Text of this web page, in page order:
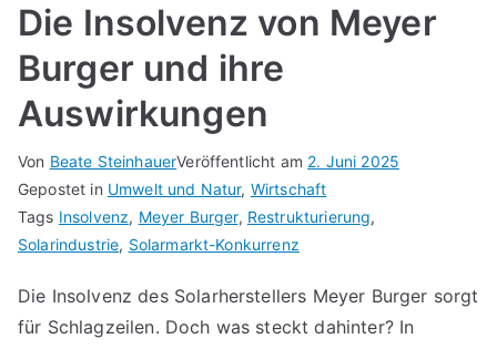
Die Insolvenz von Meyer
Burger und ihre
Auswirkungen
Von Beate SteinhauerVeröffentlicht am 2. Juni 2025
Gepostet in Umwelt und Natur, Wirtschaft
Tags Insolvenz, Meyer Burger, Restrukturierung,
Solarindustrie, Solarmarkt-Konkurrenz
Die Insolvenz des Solarherstellers Meyer Burger sorgt
für Schlagzeilen. Doch was steckt dahinter? In